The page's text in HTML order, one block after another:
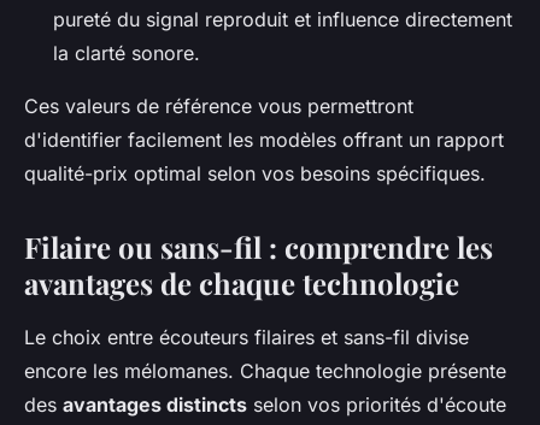
pureté du signal reproduit et influence directement
la clarté sonore.
Ces valeurs de référence vous permettront
d'identifier facilement les modèles offrant un rapport
qualité-prix optimal selon vos besoins spécifiques.
Filaire ou sans-fil : comprendre les
avantages de chaque technologie
Le choix entre écouteurs filaires et sans-fil divise
encore les mélomanes. Chaque technologie présente
des avantages distincts selon vos priorités d'écoute